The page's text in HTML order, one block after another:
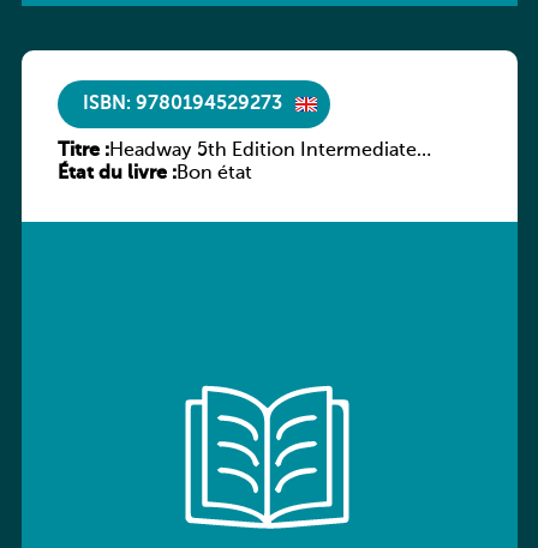
ISBN: 9780194529273
Titre :Headway 5th Edition Intermediate
Culture and Literature Companion
État du livre :Bon état